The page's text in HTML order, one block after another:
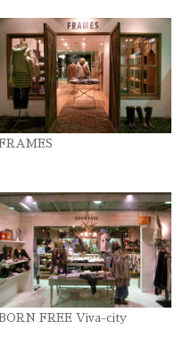
FRAMES
BORN FREE Viva-city